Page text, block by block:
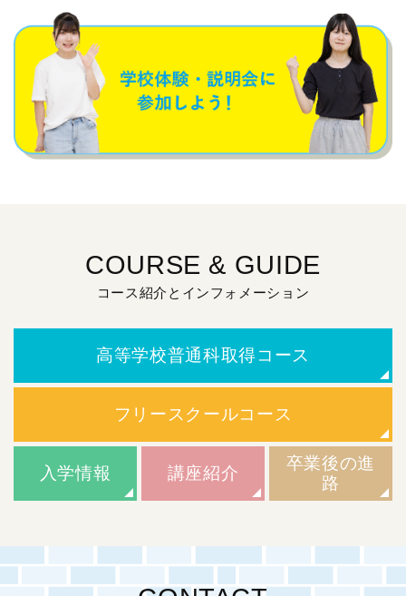
COURSE & GUIDE
コース紹介とインフォメーション
高等学校普通科取得コース
フリースクールコース
入学情報 講座紹介
卒業後の進
路